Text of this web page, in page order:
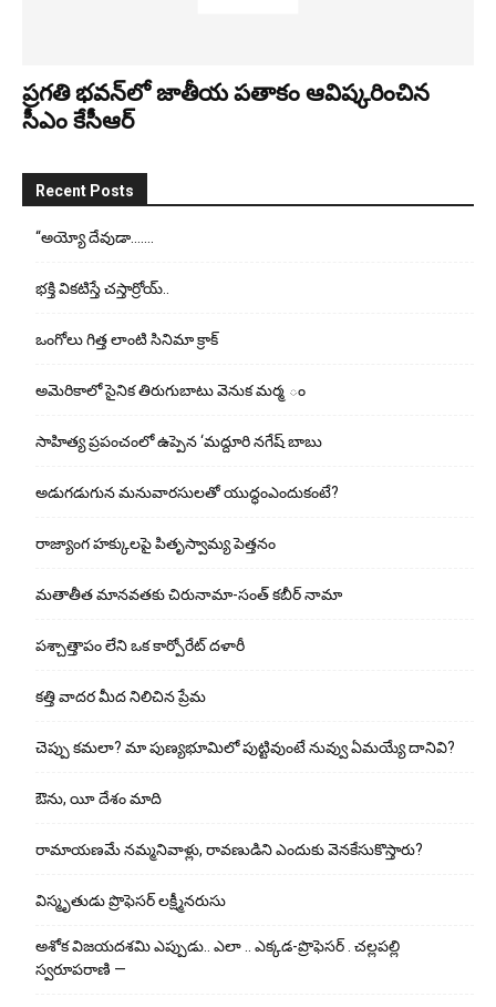
ప్రగతి భవన్‌లో జాతీయ పతాకం ఆవిష్కరించిన
సీఎం కేసీఆర్‌
Recent Posts
“అయ్యో దేవుడా…….
భ‌క్తి విక‌టిస్తే చ‌స్తార్రోయ్‌..
ఒంగోలు గిత్త లాంటి సినిమా క్రాక్
అమెరికాలో సైనిక తిరుగుబాటు వెనుక మర్మ ం
సాహిత్య ప్రపంచంలో ఉప్పెన ‘మద్దూరి నగేష్ బాబు
అడుగ‌డుగున మ‌నువార‌సుల‌తో యుద్ధంఎందుకంటే?
రాజ్యాంగ హక్కులపై పితృస్వామ్య పెత్తనం
మతాతీత మానవతకు చిరునామా-సంత్ కబీర్ నామా
పశ్చాత్తాపం లేని ఒక కార్పోరేట్ దళారీ
కత్తి వాదర మీద నిలిచిన ప్రేమ
చెప్పు క‌మ‌లా? మా పుణ్యభూమిలో పుట్టివుంటే నువ్వు ఏమయ్యే దానివి?
ఔను, యీ దేశం మాది
రామాయణమే నమ్మనివాళ్లు, రావణుడిని ఎందుకు వెనకేసుకొస్తారు?
విస్మృతుడు ప్రొఫెసర్ లక్ష్మీనరుసు
అశోక విజ‌య‌ద‌శ‌మి ఎప్పుడు.. ఎలా .. ఎక్క‌డ‌-ప్రొఫెసర్ . చల్లపల్లి
స్వరూపరాణి —